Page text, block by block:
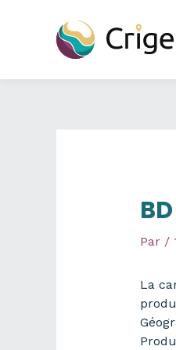
Par /
La